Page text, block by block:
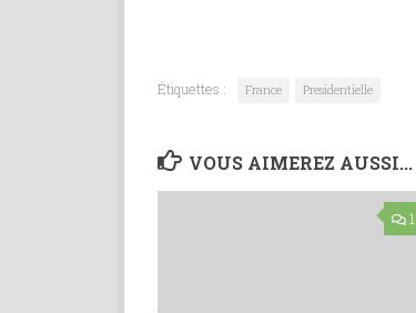
Étiquettes : France Presidentielle
VOUS AIMEREZ AUSSI...
1